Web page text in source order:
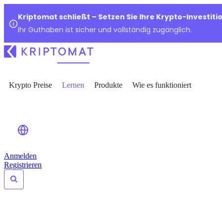
Kriptomat schließt – Setzen Sie Ihre Krypto-
Ihr Guthaben ist sicher und vollständig zugänglich.
Krypto Preise Lernen Produkte Wie es funktioniert
Anmelden
Registrieren